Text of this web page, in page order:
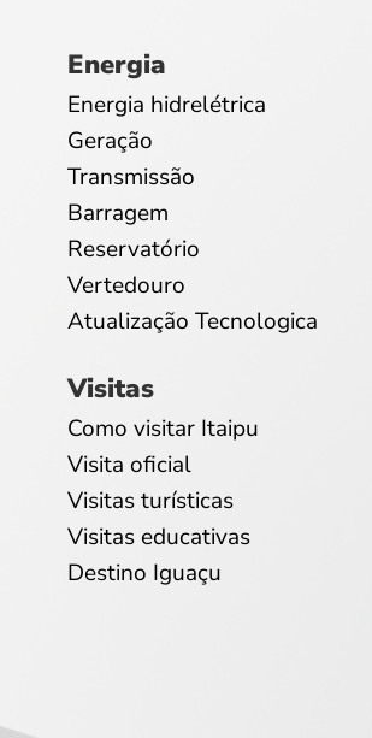
Energia
Energia hidrelétrica
Geração
Transmissão
Barragem
Reservatório
Vertedouro
Atualização Tecnologica
Visitas
Como visitar Itaipu
Visita oficial
Visitas turísticas
Visitas educativas
Destino Iguaçu